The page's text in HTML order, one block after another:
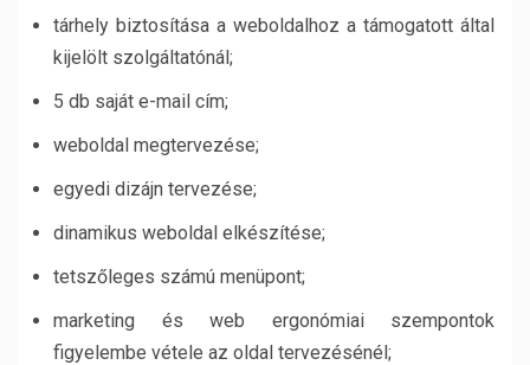
tárhely biztosítása a weboldalhoz a támogatott által
kijelölt szolgáltatónál;
5 db saját e-mail cím;
weboldal megtervezése;
egyedi dizájn tervezése;
dinamikus weboldal elkészítése;
tetszőleges számú menüpont;
marketing és web ergonómiai szempontok
figyelembe vétele az oldal tervezésénél;